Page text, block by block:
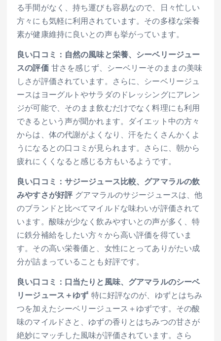
る手間がなく、持ち運びも容易なので、日々忙しい
方々にも気軽に利用されています。その多様な栄養
素が健康維持に良いとの声も挙がっています。
良い口コミ：自然の風味と栄養、シーベリージュー
スの評価甘さを感じず、シーベリーそのままの美味
しさが評価されています。さらに、シーベリージュ
ースはヨーグルトやサラダのドレッシングにアレン
ジが可能で、そのまま飲むだけでなく料理にも利用
できるという声が聞かれます。ダイエット中の方々
からは、体の代謝がよくなり、汗をたくさんかくよ
うになるとの口コミが見られます。さらに、朝から
疲れにくくなると感じる方もいるようです。
良い口コミ：サジージュース比較、グアマラルの飲
みやすさが好評 グアマラルのサジージュースは、他
のブランドと比べてマイルドな味わいが評価されて
います。酸味が少なく飲みやすいとの声が多く、特
に鉄分補給をしたい方々から高い評価を得ていま
す。その高い栄養価と、女性にとってありがたい成
分が詰まっていることも好評です。
良い口コミ：口当たりと風味、グアマラルのシーベ
リージュース＋ゆず 特に好評なのが、ゆずとはちみ
つを加えたシーベリージュース＋ゆずです。その酸
味のマイルドさと、ゆずの香りとはちみつの甘さが
絶妙にマッチした風味が評価されています。さら